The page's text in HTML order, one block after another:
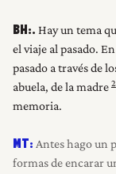
BH:. Hay un tema
el viaje al pasado. En
pasado a través de
abuela, de la madre 2
memoria.
MT: Antes hago un
formas de encarar